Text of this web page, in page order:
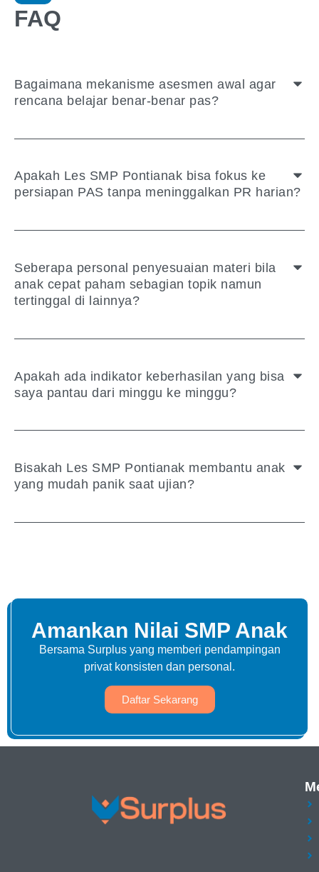
FAQ
Bagaimana mekanisme asesmen awal agar
rencana belajar benar-benar pas?
Apakah Les SMP Pontianak bisa fokus ke
persiapan PAS tanpa meninggalkan PR harian?
Seberapa personal penyesuaian materi bila
anak cepat paham sebagian topik namun
tertinggal di lainnya?
Apakah ada indikator keberhasilan yang bisa
saya pantau dari minggu ke minggu?
Bisakah Les SMP Pontianak membantu anak
yang mudah panik saat ujian?
Amankan Nilai SMP Anak
Bersama Surplus yang memberi pendampingan
privat konsisten dan personal.
Daftar Sekarang